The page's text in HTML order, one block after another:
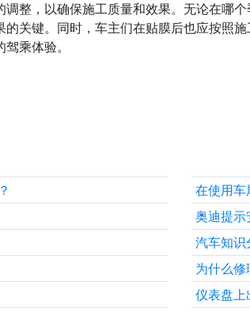
整，以确保施工质量和效果。无论在哪
关键。同时，车主们在贴膜后也应按照
乘体验。
在使用车
奥迪提示
汽车知识
为什么修
仪表盘上